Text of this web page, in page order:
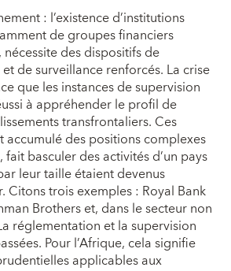
: l’existence d’institutions
de groupes financiers
des dispositifs de
de surveillance renforcés. La crise
que les instances de supervision
à appréhender le profil de
transfrontaliers. Ces
accumulé des positions complexes
fait basculer des activités d’un pays
leur taille étaient devenus
Citons trois exemples : Royal Bank
Brothers et, dans le secteur non
réglementation et la supervision
Pour l’Afrique, cela signifie
applicables aux